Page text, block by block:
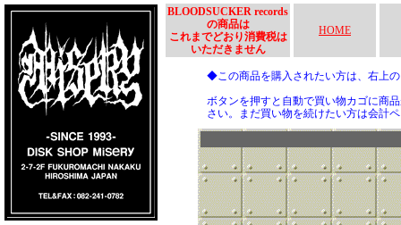
BLOODSUCKER records
の商品は
これまでどおり消費税は
いただきません
HOME
◆この商品を購入されたい方は、右上
ボタンを押すと自動で買い物カゴに商
さい。まだ買い物を続けたい方は会計